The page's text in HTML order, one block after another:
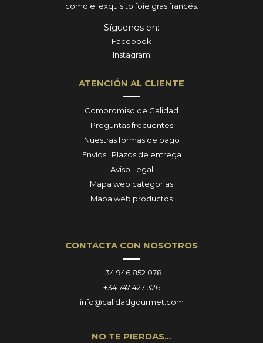
como el exquisito foie gras francés.
Síguenos en:
Facebook
Instagram
ATENCIÓN AL CLIENTE
Compromiso de Calidad
Preguntas frecuentes
Nuestras formas de pago
Envíos | Plazos de entrega
Aviso Legal
Mapa web categorías
Mapa web productos
CONTACTA CON NOSOTROS
+34 946 852 078
+34 747 427 326
info@calidadgourmet.com
NO TE PIERDAS…